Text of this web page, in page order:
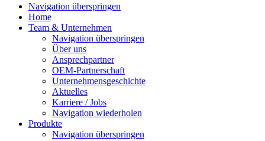
Navigation überspringen
Home
Team & Unternehmen
Navigation überspringen
Über uns
Ansprechpartner
OEM-Partnerschaft
Unternehmensgeschichte
Aktuelles
Karriere / Jobs
Navigation wiederholen
Produkte
Navigation überspringen